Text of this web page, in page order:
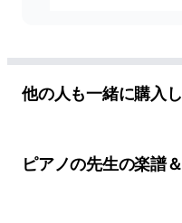
https://youtube.com/c/
https://
http://kokomu.jp/artist/
他の人も一緒に購入
ピアノの先生の楽譜